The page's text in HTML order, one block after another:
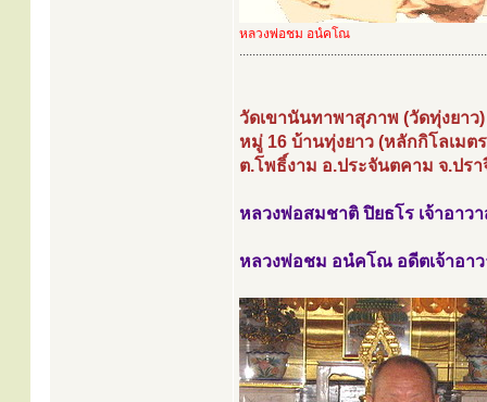
หลวงพ่อชม อนํคโณ
............................................................................
วัดเขานันทาพาสุภาพ (วัดทุ่งยาว)
หมู่ 16 บ้านทุ่งยาว (หลักกิโลเมต
ต.โพธิ์งาม อ.ประจันตคาม จ.ปรา
หลวงพ่อสมชาติ ปิยธโร เจ้าอาว
หลวงพ่อชม อนํคโณ อดีตเจ้าอา